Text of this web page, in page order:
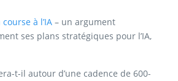
à l’IA – un argument
ses plans stratégiques pour l’IA,
t-il autour d’une cadence de 600-